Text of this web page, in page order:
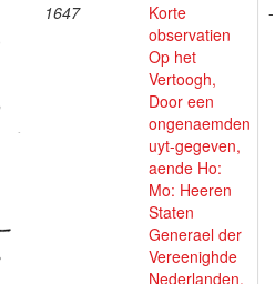
1647
Korte
observatien
Op het
Vertoogh,
Door een
ongenaemden
uyt-gegeven,
aende Ho:
Mo: Heeren
Staten
Generael der
Vereenighde
Nederlanden.
-